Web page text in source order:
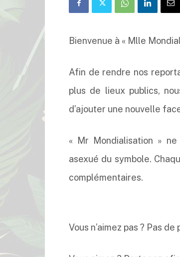
Bienvenue à « Mlle
Afin de rendre nos
plus de lieux publics,
d’ajouter une nouvelle
« Mr Mondialisation »
asexué du symbole.
complémentaires.
Vous n’aimez pas ? Pas